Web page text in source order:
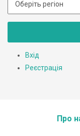
Вхід
Реєстрація
Про